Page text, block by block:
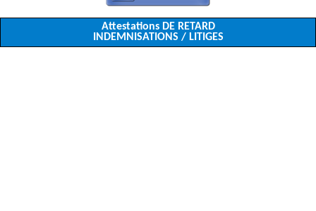
Attestations DE RETARD
INDEMNISATIONS / LITIGES